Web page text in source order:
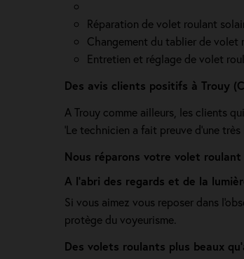
Réparation de volet roulant
Changement du tablier de volet
Entretien et réglage de volet
Des avis clients positifs à Trouy
A Trouy comme ailleurs, les clients
'Le technicien a fait preuve d’une
Nous réparons votre volet roulant
A l'abri des regards et de la
Si vous aimez vous reposer dans
protège du voyeurisme.
Des volets roulants plus beaux